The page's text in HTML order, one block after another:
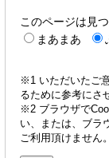
このページは見
まあまあ
※1 いただいたご
るために参考にさ
※2 ブラウザで
い、または、ブラ
ご利用頂けません。